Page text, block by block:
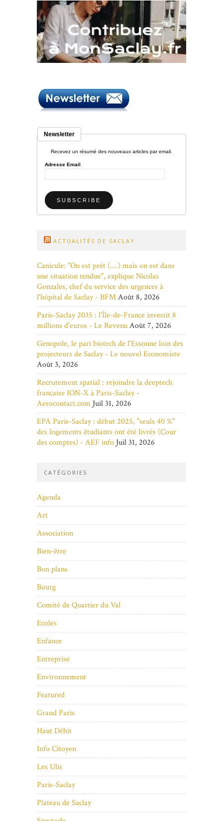
Newsletter
Recevez un résumé des nouveaux articles par email.
Adresse Email
ACTUALITÉS DE SACLAY
Canicule: "On est prêt (....) mais on est dans
une situation tendue", explique Nicolas
Gonzales, chef du service des urgences à
l'hôpital de Saclay - BFMAoût 8, 2026
Paris-Saclay 2035 : l'Île-de-France investit 8
millions d'euros - Le RevenuAoût 7, 2026
Genopole, le pari biotech de l'Essonne loin des
projecteurs de Saclay - Le nouvel Economiste
Août 3, 2026
Recrutement spatial : rejoindre la deeptech
française ION-X à Paris-Saclay -
Aerocontact.com Juil 31, 2026
EPA Paris-Saclay : début 2025, "seuls 40 %"
des logements étudiants ont été livrés (Cour
des comptes) - AEF info Juil 31, 2026
CATÉGORIES
Agenda
Art
Association
Bien-être
Bon plans
Bourg
Comité de Quartier du Val
Ecoles
Enfance
Entreprise
Environnement
Featured
Grand Paris
Haut Débit
Info Citoyen
Les Ulis
Paris-Saclay
Plateau de Saclay